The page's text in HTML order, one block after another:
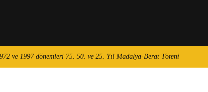
ve 1997 dönemleri 75. 50. ve 25. Yıl Madalya-Berat Töreni